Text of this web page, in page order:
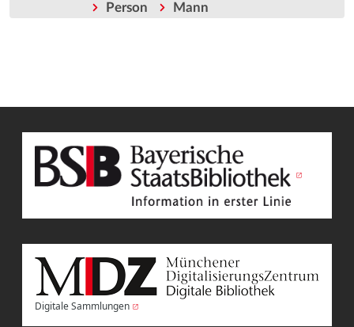
Person Mann
Digitale Sammlungen